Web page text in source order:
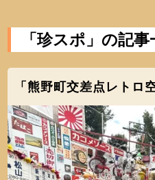
「珍スポ」の記事
「熊野町交差点レトロ